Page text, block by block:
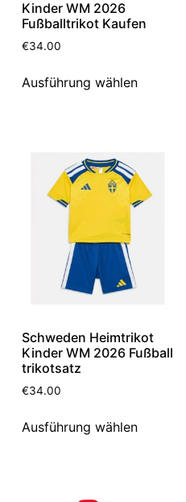
Kinder WM 2026
Fußballtrikot Kaufen
€34.00
Ausführung wählen
Schweden Heimtrikot
Kinder WM 2026 Fußball
trikotsatz
€34.00
Ausführung wählen